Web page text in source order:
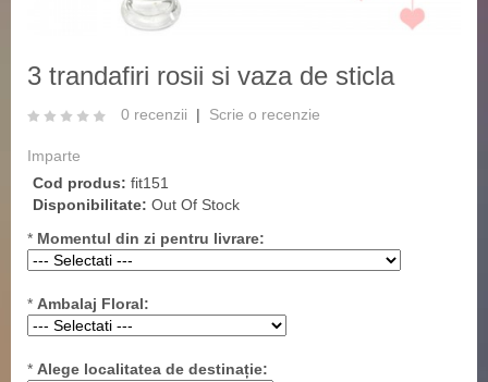
3 trandafiri rosii si vaza de sticla
0 recenzii | Scrie o recenzie
Imparte
Cod produs: fit151
Disponibilitate: Out Of Stock
* Momentul din zi pentru livrare:
* Ambalaj Floral:
* Alege localitatea de destinație: